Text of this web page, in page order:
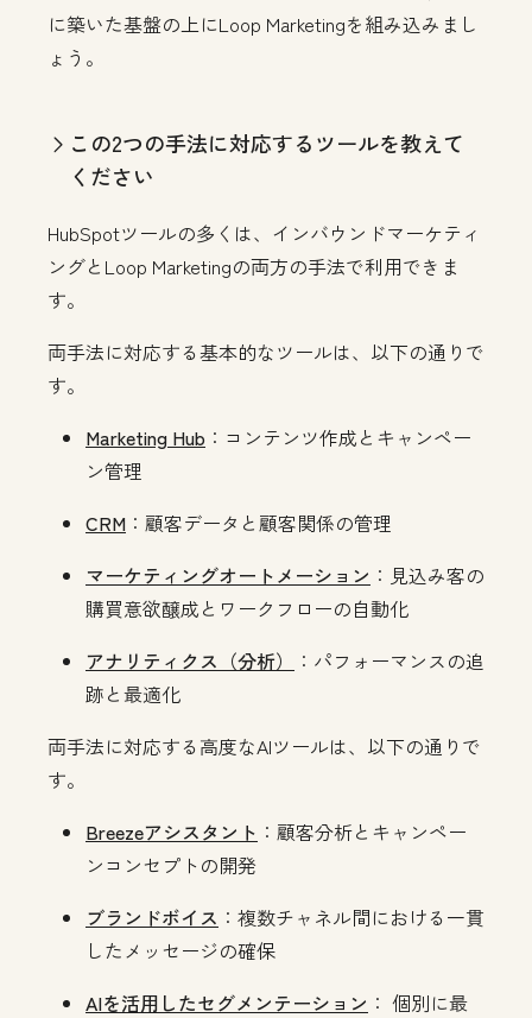
に築いた基盤の上にLoop Marketingを組み込みまし
ょう。
この2つの手法に対応するツールを教えて
ください
HubSpotツールの多くは、インバウンドマーケティ
ングとLoop Marketingの両方の手法で利用できま
す。
両手法に対応する基本的なツールは、以下の通りで
す。
Marketing Hub ：コンテンツ作成とキャンペー
ン管理
CRM ：顧客データと顧客関係の管理
マーケティングオートメーション ：見込み客の
購買意欲醸成とワークフローの自動化
アナリティクス（分析）
：パフォーマンスの追
跡と最適化
両手法に対応する高度なAIツールは、以下の通りで
す。
Breezeアシスタント ：顧客分析とキャンペー
ンコンセプトの開発
ブランドボイス ：複数チャネル間における一貫
したメッセージの確保
AIを活用したセグメンテーション ： 個別に最